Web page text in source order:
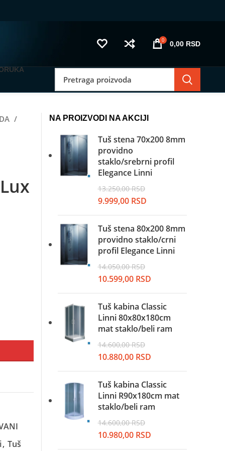
0 0,00 RSD
, Tuš
NA PROIZVODI NA AKCIJI
Tuš stena 70x200 8mm
providno
staklo/srebrni profil
Elegance Linni
13.250,00RSD
Originalna
cena
je
bila:
13.250,00 RSD.
9.999,00 RSDTrenutna
cena
je:
9.999,00 RSD.
Tuš stena 80x200 8mm
providno staklo/crni
profil Elegance Linni
14.050,00RSD
Originalna
cena
je
bila:
14.050,00 RSD.
10.599,00 RSDTrenutna
cena
je:
10.599,00 RSD.
Tuš kabina Classic
Linni 80x80x180cm
mat staklo/beli ram
14.600,00RSD
Originalna
cena
je
bila:
14.600,00 RSD.
10.880,00 RSDTrenutna
cena
je:
10.880,00 RSD.
Tuš kabina Classic
Linni R90x180cm mat
staklo/beli ram
14.600,00RSD
Originalna
cena
10.980,00 RSDTrenutna
cena